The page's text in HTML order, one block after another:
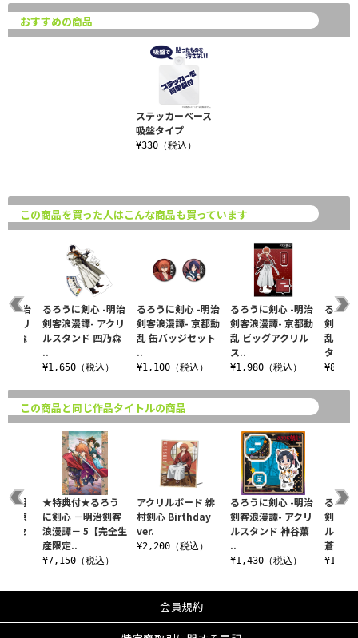
おすすめの商品
ステッカーベース
吸盤タイプ
¥330（税込）
この商品を買った人はこんな商品も買っています
るろうに剣心 -明治
剣客浪漫譚- 京都動
乱 缶バッジセット
..
¥1,100（税込）
るろうに剣心 -明治
剣客浪漫譚- 京都動
乱 ビッグアクリル
ス..
¥1,980（税込）
るろう
剣客浪
乱 アク
タ..
¥880
-明治
クリ
乃森
るろうに剣心 -明治
剣客浪漫譚- アクリ
ルスタンド 四乃森
..
¥1,650（税込）
この商品と同じ作品タイトルの商品
アクリルボード 緋
村剣心 Birthday
ver.
¥2,200（税込）
るろうに剣心 -明治
剣客浪漫譚- アクリ
ルスタンド 神谷薫
..
¥1,430（税込）
るろう
剣客浪
ルスタ
蒼..
¥1,430
－明
－ 京
ジセ
★特典付★るろう
に剣心 －明治剣客
浪漫譚－ 5【完全生
産限定..
¥7,150（税込）
会員規約